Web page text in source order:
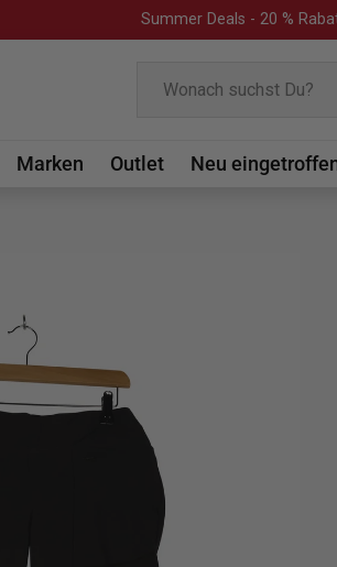
Summer Deals - 20 %
Marken Outlet Neu